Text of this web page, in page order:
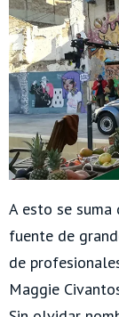
A esto se
fuente de
de
Maggie